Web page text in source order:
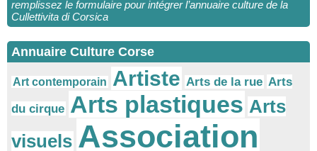
remplissez le formulaire pour intégrer l’annuaire culture de la
Cullettivita di Corsica
Annuaire Culture Corse
Art contemporain Artiste Arts de la rue Arts
du cirque Arts plastiques Arts
visuels Association